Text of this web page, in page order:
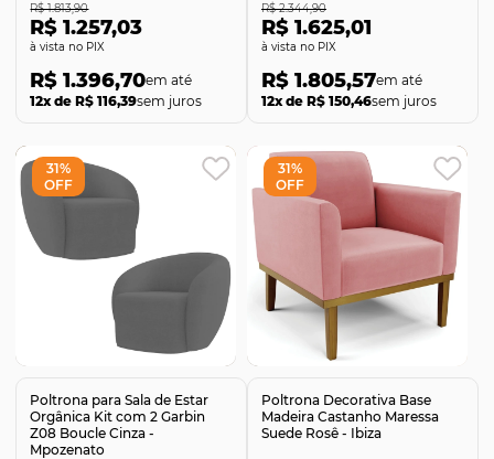
R$ 1.257,03
no PIX
R$ 1.813,90
R$ 1.396,70
12x de R$ 116,39sem juros
R$ 1.625,01
no PIX
R$ 2.344,90
R$ 1.805,57
12x de R$ 150,46sem juros
31%
OFF
Poltrona para Sala de Estar
Orgânica Kit com 2 Garbin
Z08 Boucle Cinza -
Mpozenato
31%
OFF
Poltrona Decorativa Base
Madeira Castanho Maressa
Suede Rosê - Ibiza